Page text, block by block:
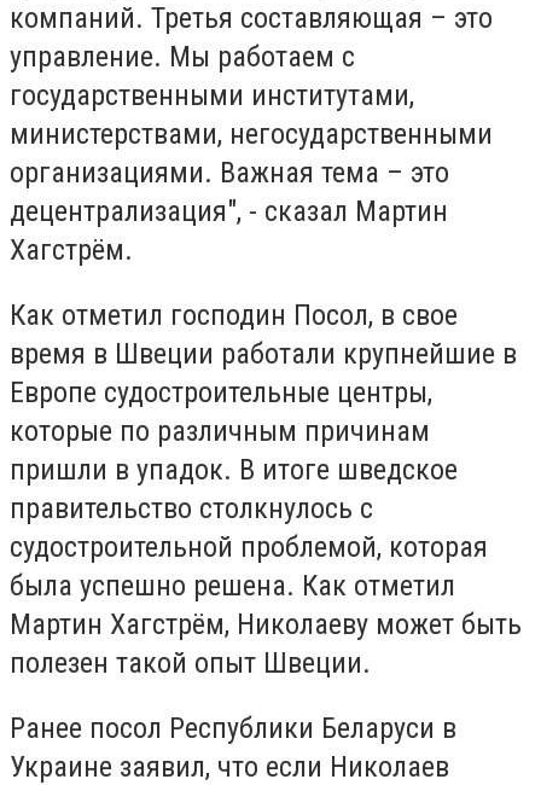
компаний. Третья составляющая – это
управление. Мы работаем с
государственными институтами,
министерствами, негосударственными
организациями. Важная тема – это
децентрализация", - сказал Мартин
Хагстрём.
Как отметил господин Посол, в свое
время в Швеции работали крупнейшие в
Европе судостроительные центры,
которые по различным причинам
пришли в упадок. В итоге шведское
правительство столкнулось с
судостроительной проблемой, которая
была успешно решена. Как отметил
Мартин Хагстрём, Николаеву может быть
полезен такой опыт Швеции.
Ранее посол Республики Беларуси в
Украине заявил, что если Николаев